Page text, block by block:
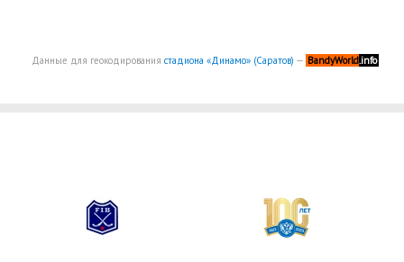
Данные для геокодирования стадиона «Динамо» (Саратов) — BandyWorld.info